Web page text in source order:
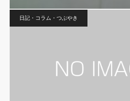
日記・コラム・つぶやき